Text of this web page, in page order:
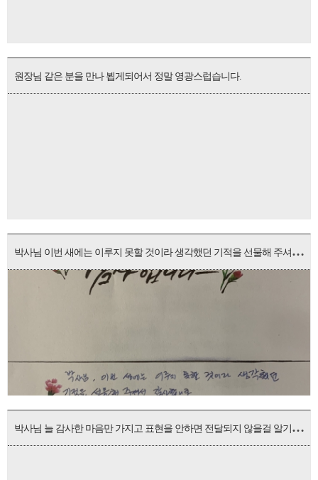
원장님 같은 분을 만나 뵙게되어서 정말 영광스럽습니다.
박
사님 이번 새에는 이루지 못할 것이라 생각했던 기적을 선물해 주셔서 감사합니다.
박
사님 늘 감사한 마음만 가지고 표현을 안하면 전달되지 않을걸 알기게 감사인사를 전합니다.